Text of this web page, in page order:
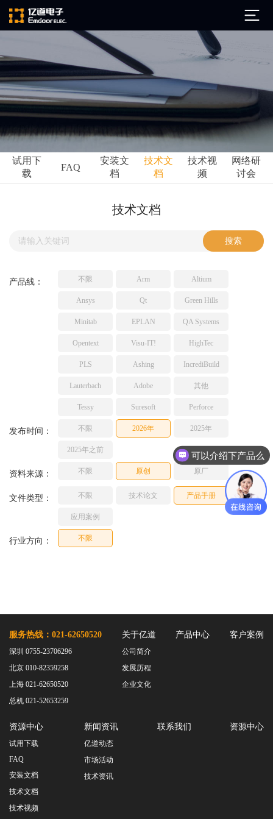
公司简介
发展历程
企业文化
ARM
Ansys
Perforce
TESSY
亿道动态
市场活动
技术文档
网络研讨会
试用下
载
FAQ
安装文
档
技术文
档
技术视
频
网络研
讨会
技术文档
产品线： 不限 Arm Altium
Ansys Qt Green Hills
Minitab EPLAN QA Systems
Opentext Visu-IT! HighTec
PLS Ashing IncrediBuild
Lauterbach Adobe 其他
Tessy Suresoft Perforce
发布时间： 不限 2026年 2025年
2025年之前
资料来源： 不限 原创 原厂
文件类型： 不限 技术论文 产品手册
应用案例
行业方向： 不限
服务热线：021-62650520
深圳 0755-23706296
北京 010-82359258
上海 021-62650520
总机 021-52653259
关于亿道
公司简介
发展历程
企业文化
产品中心 客户案例
资源中心
试用下载
FAQ
安装文档
技术文档
技术视频
新闻资讯
亿道动态
市场活动
技术资讯
联系我们 资源中心
可以介绍下产品么